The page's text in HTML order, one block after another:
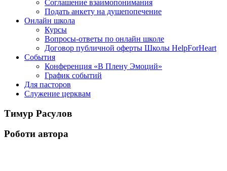
Соглашение взаимопонимания
Подать анкету на душепопечение
Онлайн школа
Курсы
Вопросы-ответы по онлайн школе
Договор публичной оферты Школы HelpForHeart
События
Конференция «В Плену Эмоций»
График событий
Для пасторов
Служение церквам
Тимур Расулов
Роботи автора